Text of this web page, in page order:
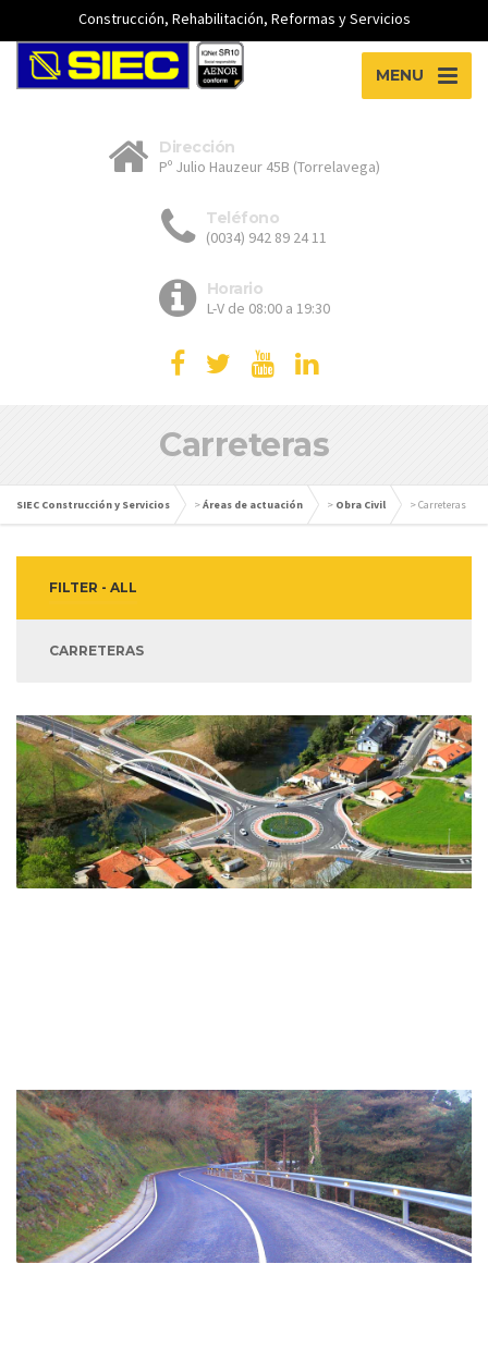
Construcción, Rehabilitación, Reformas y Servicios
MENU
Dirección
Pº Julio Hauzeur 45B (Torrelavega)
Teléfono
(0034) 942 89 24 11
Horario
L-V de 08:00 a 19:30
Carreteras
SIEC Construcción y Servicios >Áreas de actuación > Obra Civil >Carreteras
FILTER - ALL
CARRETERAS